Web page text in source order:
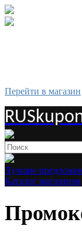
Перейти в магазин
Лучшие
Каталог магазинов